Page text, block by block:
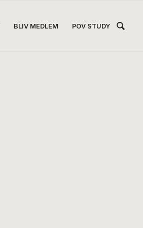
BLIV MEDLEM POV STUDY